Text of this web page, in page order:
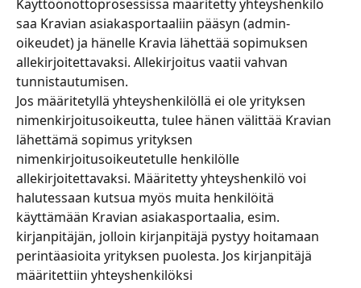
Käyttöönottoprosessissa määritetty yhteyshenkilö
saa Kravian asiakasportaaliin pääsyn (admin-
oikeudet) ja hänelle Kravia lähettää sopimuksen
allekirjoitettavaksi. Allekirjoitus vaatii vahvan
tunnistautumisen.
Jos määritetyllä yhteyshenkilöllä ei ole yrityksen
nimenkirjoitusoikeutta, tulee hänen välittää Kravian
lähettämä sopimus yrityksen
nimenkirjoitusoikeutetulle henkilölle
allekirjoitettavaksi. Määritetty yhteyshenkilö voi
halutessaan kutsua myös muita henkilöitä
käyttämään Kravian asiakasportaalia, esim.
kirjanpitäjän, jolloin kirjanpitäjä pystyy hoitamaan
perintäasioita yrityksen puolesta. Jos kirjanpitäjä
määritettiin yhteyshenkilöksi